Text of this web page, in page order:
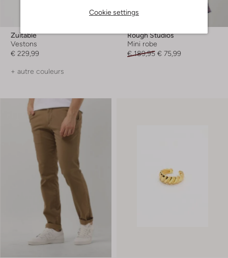
Cookie settings
Zuitable
Vestons
€ 229,99
+ autre couleurs
Rough Studios
Mini robe
€ 189,95 € 75,99